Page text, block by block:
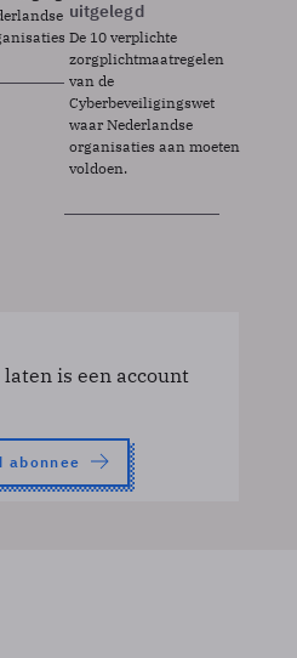
uitgelegd
De 10 verplichte
zorgplichtmaatregelen
van de
Cyberbeveiligingswet
waar Nederlandse
organisaties aan moeten
voldoen.
is een account
abonnee